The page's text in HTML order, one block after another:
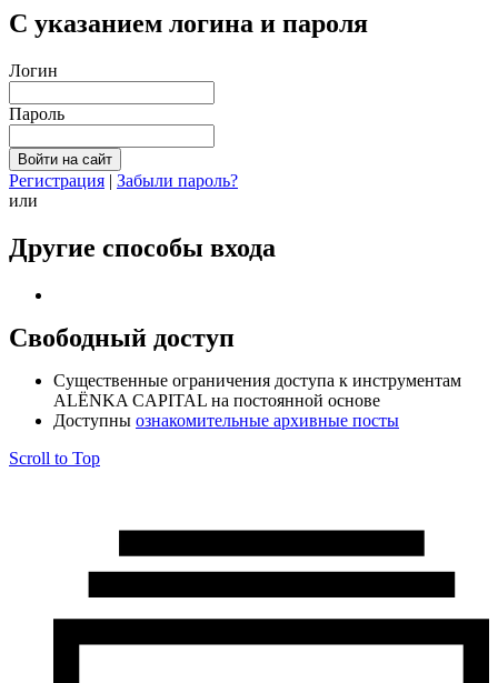
С указанием логина и пароля
Логин
Пароль
Регистрация | Забыли пароль?
или
Другие способы входа
Свободный доступ
Cущественные ограничения доступа к инструментам
ALЁNKA CAPITAL на постоянной основе
Доступны ознакомительные архивные посты
Scroll to Top